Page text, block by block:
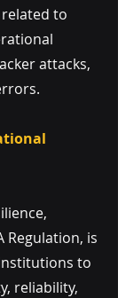
to
attacks,
Regulation, is
to
reliability,